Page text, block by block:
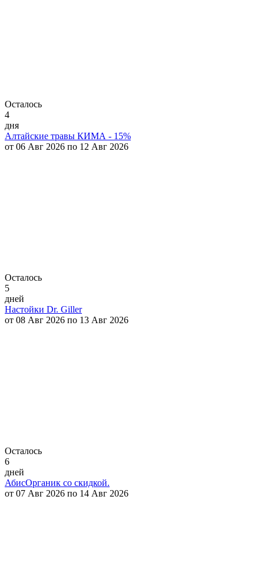
Осталось
4
дня
Алтайские травы КИМА - 15%
от 06 Авг 2026 по 12 Авг 2026
Осталось
5
дней
Настойки Dr. Giller
от 08 Авг 2026 по 13 Авг 2026
Осталось
6
дней
АбисОрганик со скидкой.
от 07 Авг 2026 по 14 Авг 2026